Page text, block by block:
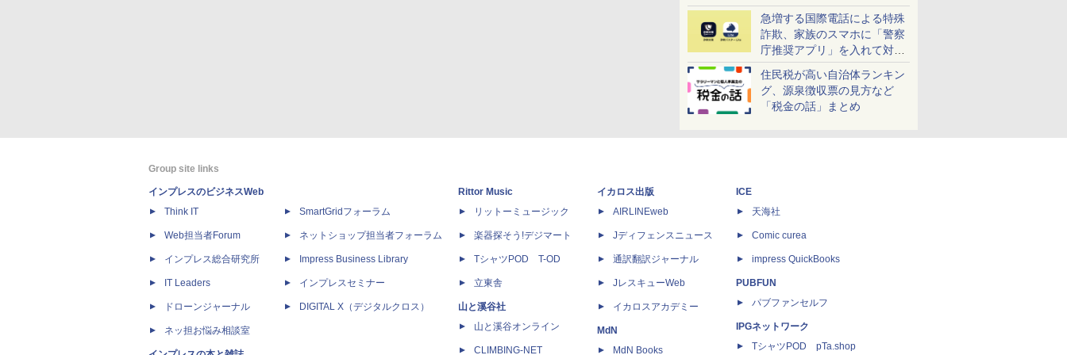
急増する国際電話による特殊
詐欺、家族のスマホに「警察
庁推奨アプリ」を入れて対策
しよう！
住民税が高い自治体ランキン
グ、源泉徴収票の見方など
「税金の話」まとめ
Group site links
インプレスのビジネスWeb
Think IT
Web担当者Forum
インプレス総合研究所
IT Leaders
ドローンジャーナル
ネッ担お悩み相談室
SmartGridフォーラム
ネットショップ担当者フォーラム
Impress Business Library
インプレスセミナー
DIGITAL X（デジタルクロス）
Rittor Music
リットーミュージック
楽器探そう!デジマート
TシャツPOD T-OD
立東舎
山と溪谷社
山と溪谷オンライン
CLIMBING-NET
イカロス出版
AIRLINEweb
Jディフェンスニュース
通訳翻訳ジャーナル
JレスキューWeb
イカロスアカデミー
MdN
MdN Books
ICE
天海社
Comic curea
impress QuickBooks
PUBFUN
パブファンセルフ
IPGネットワーク
TシャツPOD pTa.shop